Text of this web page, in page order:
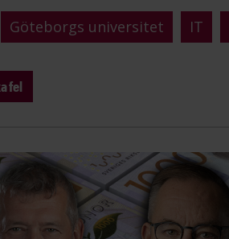
Göteborgs universitet IT
fel